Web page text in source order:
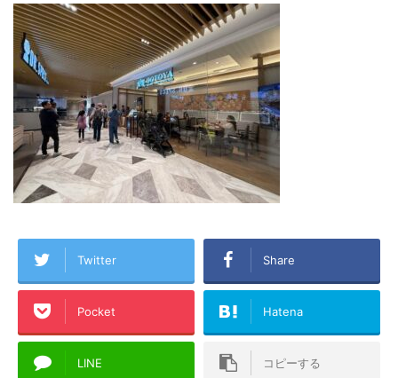
Twitter Share
Pocket Hatena
LINE コピーする